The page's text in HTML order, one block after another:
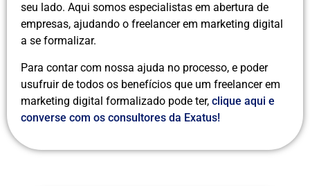
seu lado. Aqui somos especialistas em abertura de
empresas, ajudando o freelancer em marketing digital
a se formalizar.
Para contar com nossa ajuda no processo, e poder
usufruir de todos os benefícios que um freelancer em
marketing digital formalizado pode ter, clique aqui e
converse com os consultores da Exatus!